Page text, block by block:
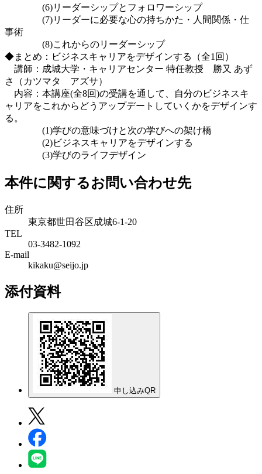
(6)リーダーシップとフォロワーシップ
(7)リーダーに必要な心の持ちかた・人間関係・仕
事術
(8)これからのリーダーシップ
◆まとめ：ビジネスキャリアをデザインする（全1回）
講師：成城大学・キャリアセンター 特任教授 勝又 あず
さ（カツマタ アズサ）
内容：本講座(全8回)の受講を通して、自分のビジネスキ
ャリアをこれからどうアップデートしていくかをデザインす
る。
(1)学びの意味づけと次の学びへの架け橋
(2)ビジネスキャリアをデザインする
(3)学びのライフデザイン
本件に関するお問い合わせ先
住所
東京都世田谷区成城6-1-20
TEL
03-3482-1092
E-mail
kikaku@seijo.jp
添付資料
申し込みQR